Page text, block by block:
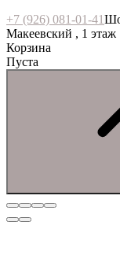
+7 (926) 081-01-41
Макеевский , 1 этаж
Корзина
Пуста